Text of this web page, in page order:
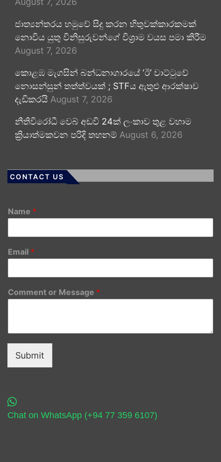
ජාත්‍යන්තරය හමුවේ සිදු කරන හිතුවක්කාරකමක්
නොවිය යුතු විනිසුරුවන්ගේ විශ්‍රාම වයස පමා කිරීම
August 7, 2026
කොළඹ මැගසින් බන්ධනාගාරයේ ‘ඊ’ වාට්ටුවේ
නොසන්සුන් තත්ත්වයක් ; STFය ඇතුළු ආරක්ෂාව
දැඩිකරයි August 7, 2026
නීතිවිරෝධී වෙබ් අඩවි 24ක් ලංකාව තුළ වහාම
ක්‍රියාත්මකවන පරිදි තහනම් August 6, 2026
CONTACT US
Name *
Email *
Comment or Message *
Submit
Chat on WhatsApp (+94 77 359 6107)